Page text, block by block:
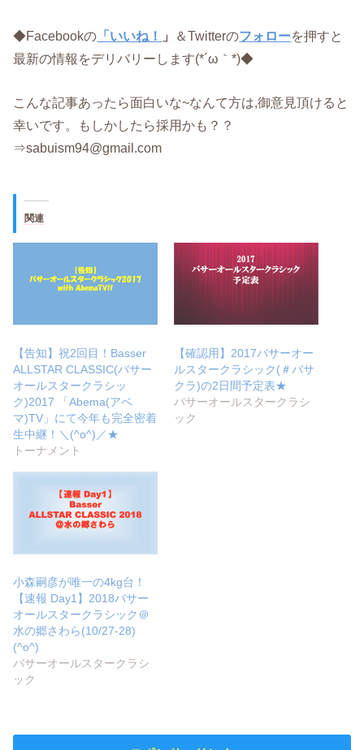
◆Facebookの 「いいね！ 」 ＆Twitterのフォローを押すと
最新の情報をデリバリーします(*´ω｀*)◆
こんな記事あったら面白いな~なんて方は,御意見頂けると
幸いです。もしかしたら採用かも？？
⇒sabuism94@gmail.com
関連
【告知】祝2回目！Basser
ALLSTAR CLASSIC(バサー
オールスタークラシッ
ク)2017 「Abema(アベ
マ)TV」にて今年も完全密着
生中継！＼(^o^)／★
トーナメント
【確認用】2017バサーオー
ルスタークラシック(＃バサ
クラ)の2日間予定表★
バサーオールスタークラシ
ック
小森嗣彦が唯一の4kg台！
【速報 Day1】2018バサー
オールスタークラシック＠
水の郷さわら(10/27-28)
(^o^)
バサーオールスタークラシ
ック